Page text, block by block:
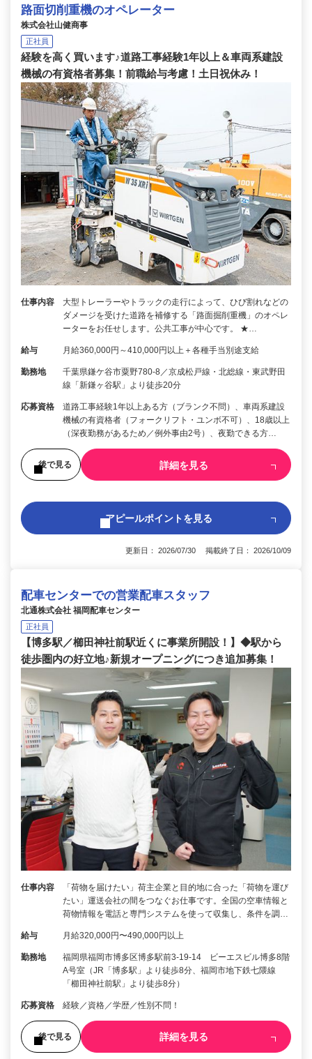
路面切削重機のオペレーター
株式会社山健商事
正社員
経験を高く買います♪道路工事経験1年以上＆車両系建設
機械の有資格者募集！前職給与考慮！土日祝休み！
仕事内容
大型トレーラーやトラックの走行によって、ひび割れなどの
ダメージを受けた道路を補修する「路面掘削重機」のオペレ
ーターをお任せします。公共工事が中心です。 ★…
給与 月給360,000円～410,000円以上＋各種手当別途支給
勤務地
千葉県鎌ケ谷市粟野780-8／京成松戸線・北総線・東武野田
線「新鎌ヶ谷駅」より徒歩20分
応募資格
道路工事経験1年以上ある方（ブランク不問）、車両系建設
機械の有資格者（フォークリフト・ユンボ不可）、18歳以上
（深夜勤務があるため／例外事由2号）、夜勤できる方…
後で見る 詳細を見る
アピールポイントを見る
更新日： 2026/07/30 掲載終了日： 2026/10/09
配車センターでの営業配車スタッフ
北通株式会社 福岡配車センター
正社員
【博多駅／櫛田神社前駅近くに事業所開設！】◆駅から
徒歩圏内の好立地♪新規オープニングにつき追加募集！
仕事内容
「荷物を届けたい」荷主企業と目的地に合った「荷物を運び
たい」運送会社の間をつなぐお仕事です。全国の空車情報と
荷物情報を電話と専門システムを使って収集し、条件を調…
給与 月給320,000円〜490,000円以上
勤務地
福岡県福岡市博多区博多駅前3-19-14 ビーエスビル博多8階
A号室（JR「博多駅」より徒歩8分、福岡市地下鉄七隈線
「櫛田神社前駅」より徒歩8分）
応募資格 経験／資格／学歴／性別不問！
後で見る 詳細を見る